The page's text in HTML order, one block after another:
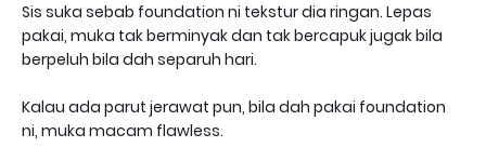
Sis suka sebab foundation ni tekstur dia ringan. Lepas
pakai, muka tak berminyak dan tak bercapuk jugak bila
berpeluh bila dah separuh hari.
Kalau ada parut jerawat pun, bila dah pakai foundation
ni, muka macam flawless.